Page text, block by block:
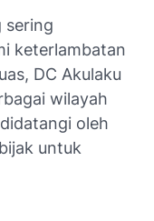
sering
keterlambatan
DC Akulaku
wilayah
oleh
untuk